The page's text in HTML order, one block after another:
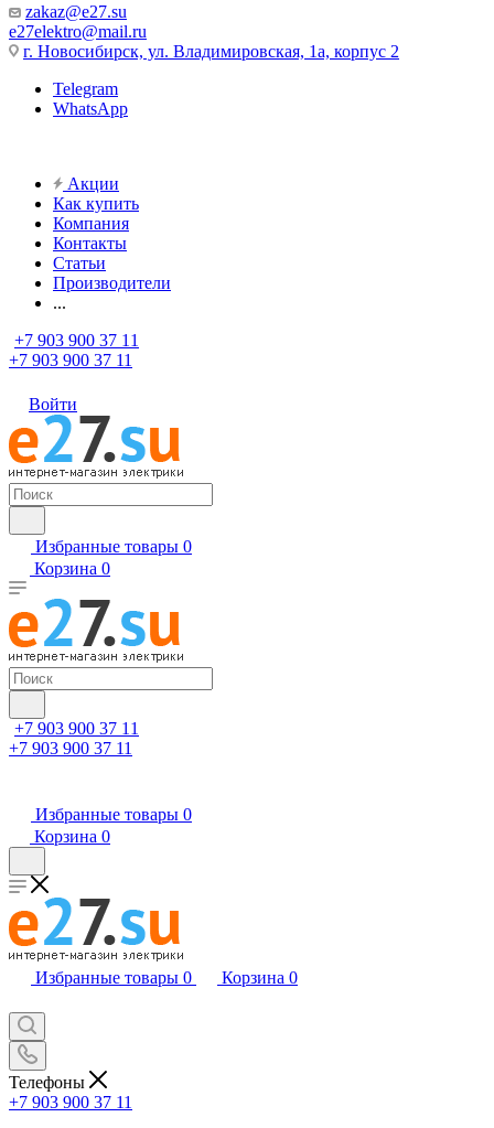
zakaz@e27.su
e27elektro@mail.ru
г. Новосибирск, ул. Владимировская, 1а, корпус 2
Telegram
WhatsApp
Акции
Как купить
Компания
Контакты
Статьи
Производители
...
+7 903 900 37 11
+7 903 900 37 11
Войти
Избранные товары 0
Корзина 0
+7 903 900 37 11
+7 903 900 37 11
Избранные товары 0
Корзина 0
Избранные товары 0 Корзина 0
Телефоны
+7 903 900 37 11